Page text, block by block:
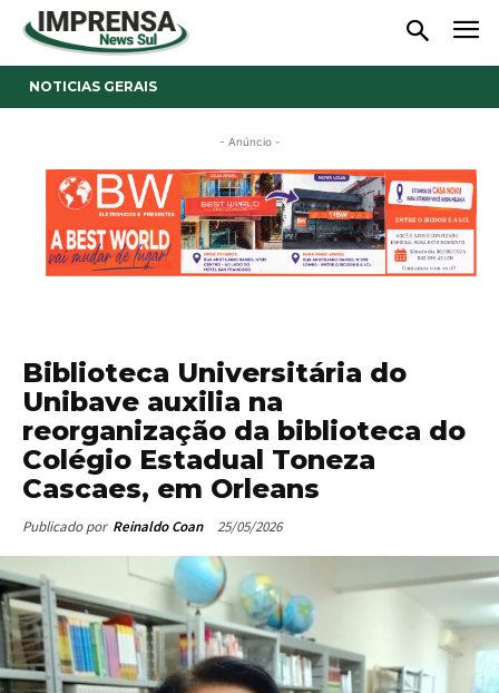
NOTICIAS GERAIS
- Anúncio -
Biblioteca Universitária do
Unibave auxilia na
reorganização da biblioteca do
Colégio Estadual Toneza
Cascaes, em Orleans
Publicado por Reinaldo Coan 25/05/2026